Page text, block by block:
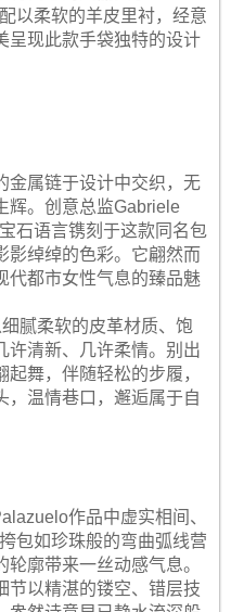
以柔软的羊皮里衬，经意
呈现此款手袋独特的设计
金属链于设计中交织，无
辉。创意总监Gabriele
石语言镌刻于这款同名包
影绰绰的色彩。它翩然而
代都市女性气息的臻品魅
腻柔软的皮革材质、饱
许清新、几许柔情。别出
舞，伴随轻松的步履，
，温情巷口，邂逅属于自
作品中虚实相间、
包如珍珠般的弯曲弧线营
廓带来一丝动感气息。
节以精湛的镂空、错层技